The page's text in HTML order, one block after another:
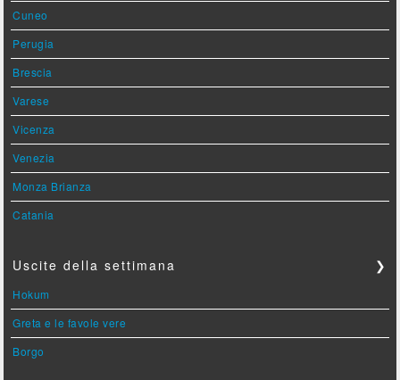
Cuneo
Perugia
Brescia
Varese
Vicenza
Venezia
Monza Brianza
Catania
Uscite della settimana ❯
Hokum
Greta e le favole vere
Borgo